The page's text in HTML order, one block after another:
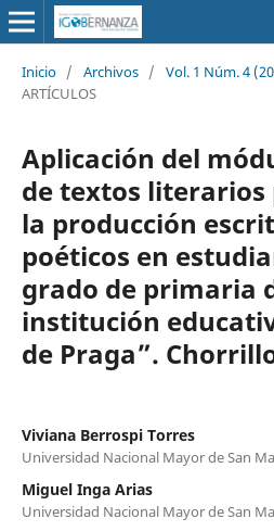
Inicio / Archivos / Vol. 1 Núm. 4
ARTÍCULOS
Aplicación del
de textos literarios
la producción
poéticos en
grado de primaria
institución
de Praga”.
Viviana Berrospi Torres
Universidad Nacional Mayor de San
Miguel Inga Arias
Universidad Nacional Mayor de San